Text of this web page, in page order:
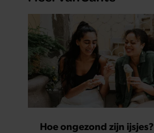
Hoe ongezond zijn ijsjes?